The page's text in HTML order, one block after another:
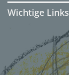
Wichtige Links